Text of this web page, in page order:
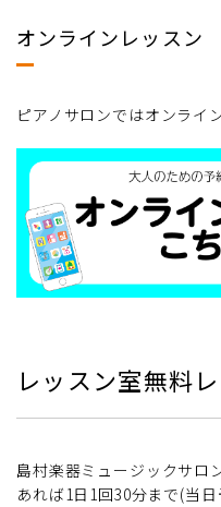
オンラインレッスン
ピアノサロンではオンライ
レッスン室無料
島村楽器ミュージックサロ
あれば1日1回30分まで(当